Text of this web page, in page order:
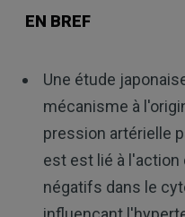
EN BREF
Une étude
mécanisme à
pression artérielle
est est lié à
négatifs dans le